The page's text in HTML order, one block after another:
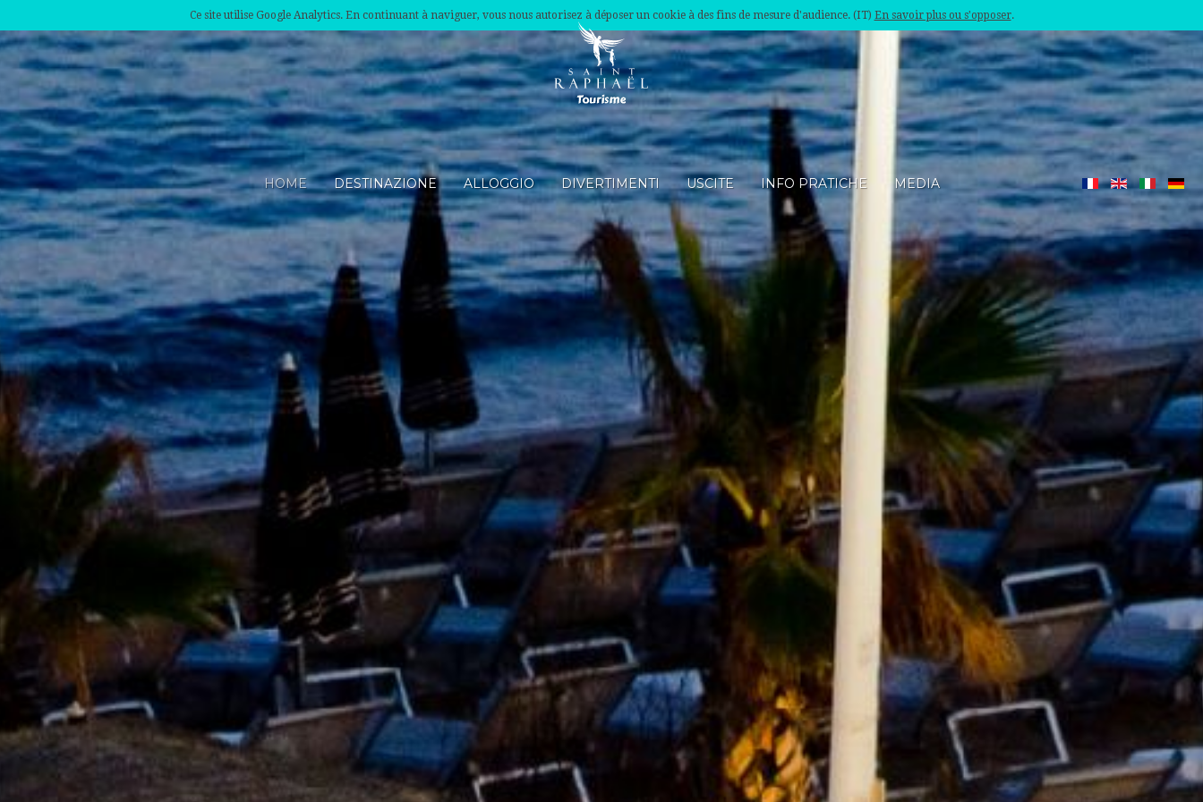
Ce site utilise Google Analytics. En continuant à naviguer, vous nous autorisez à déposer un cookie à des fins de mesure d'audience. (IT) En savoir plus ou s'opposer.
HOME DESTINAZIONE ALLOGGIO DIVERTIMENTI USCITE INFO PRATICHE MEDIA